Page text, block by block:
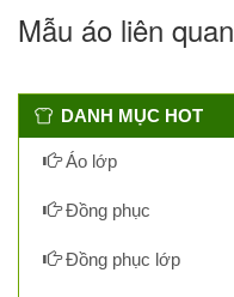
Mẫu áo liên quan
DANH MỤC HOT
Áo lớp
Đồng phục
Đồng phục lớp